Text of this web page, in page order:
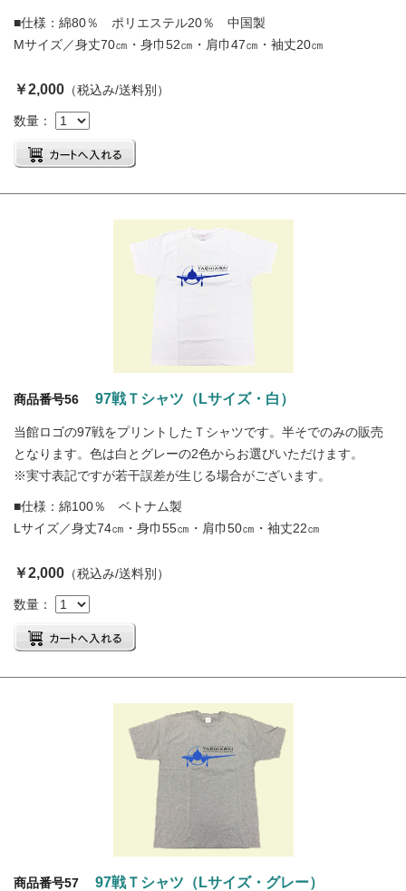
■仕様：綿80％ ポリエステル20％ 中国製
Mサイズ／身丈70㎝・身巾52㎝・肩巾47㎝・袖丈20㎝
￥2,000 （税込み/送料別）
数量：
商品番号56 97戦Ｔシャツ（Lサイズ・白）
当館ロゴの97戦をプリントしたＴシャツです。半そでのみの販売
となります。色は白とグレーの2色からお選びいただけます。
※実寸表記ですが若干誤差が生じる場合がございます。
■仕様：綿100％ ベトナム製
Lサイズ／身丈74㎝・身巾55㎝・肩巾50㎝・袖丈22㎝
￥2,000 （税込み/送料別）
数量：
商品番号57 97戦Ｔシャツ（Lサイズ・グレー）